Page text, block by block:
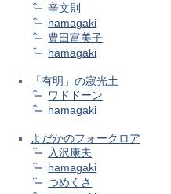
辛文則
hamagaki
豊田富美子
hamagaki
「有明」の寂光土
ワドドーン
hamagaki
よだかのフォークロア
入沢康夫
hamagaki
つめくさ